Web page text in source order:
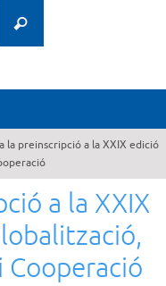
Search
la preinscripció a la XXIX edició
a la XXIX